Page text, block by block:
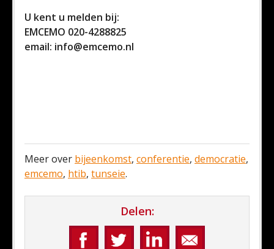
U kent u melden bij:
EMCEMO 020-4288825
email: info@emcemo.nl
Meer over bijeenkomst, conferentie, democratie,
emcemo, htib, tunseie.
Delen: